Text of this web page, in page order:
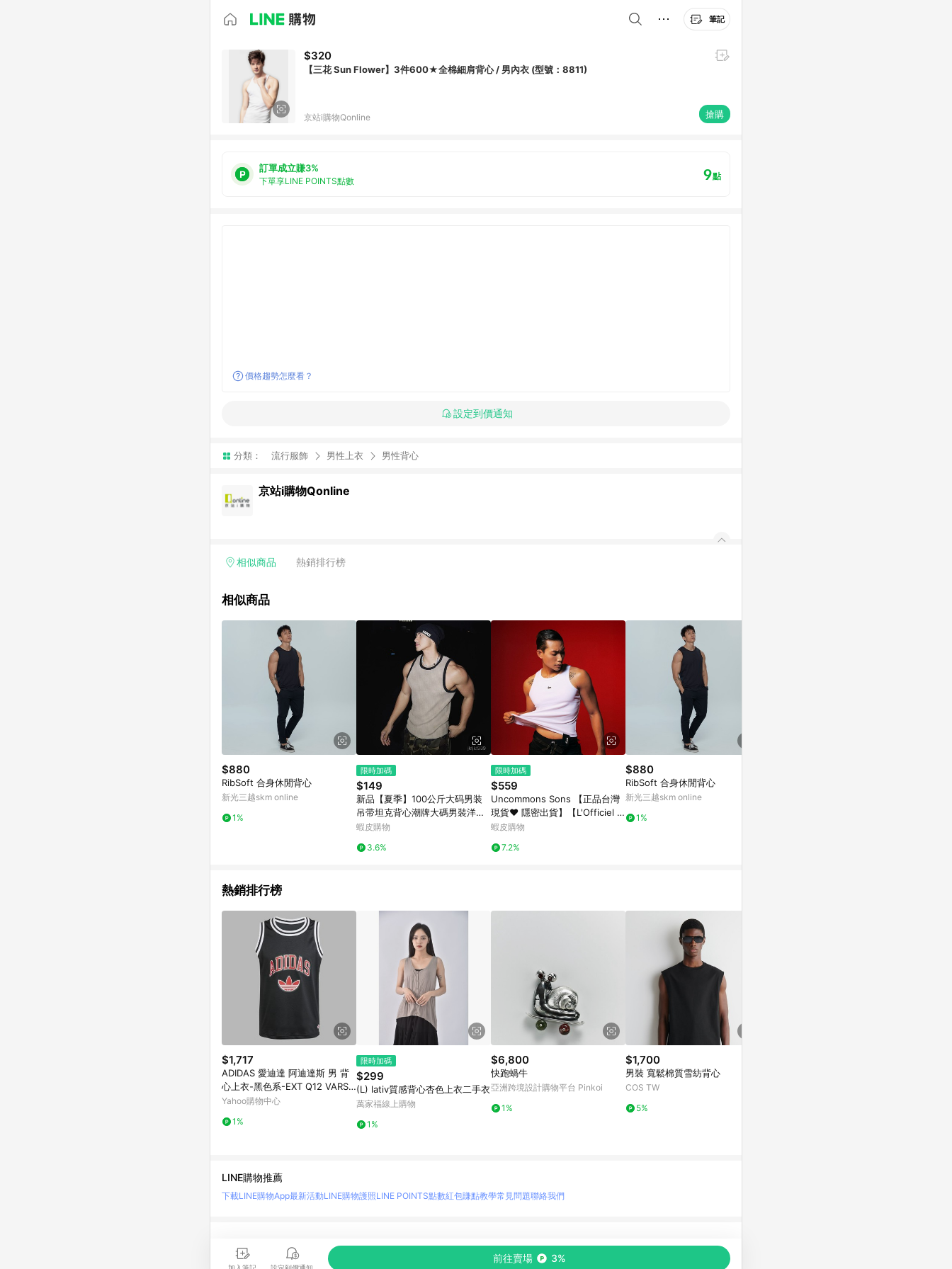
筆記
$320
【三花 Sun Flower】3件600★全棉細肩背心 / 男內衣 (型號：8811)
京站i購物Qonline 搶購
訂單成立賺3%
下單享LINE POINTS點數 9點
價格趨勢怎麼看？
設定到價通知
分類： 流行服飾 男性上衣 男性背心
京站i購物Qonline
相似商品 熱銷排行榜
相似商品
$880
RibSoft 合身休閒背心
新光三越skm online
1%
限時加碼
$149
新品【夏季】100公斤大码男装
吊带坦克背心潮牌大碼男裝洋氣
美式高級感複古撞色邊飾羅紋運
蝦皮購物
3.6%
限時加碼
$559
Uncommons Sons 【正品台灣
現貨♥️ 隱密出貨】【L'Officiel Ô
M限量款】form 休閒背心
蝦皮購物
7.2%
$880
RibSoft 合身休閒背心
新光三越skm online
1%
熱銷排行榜
$1,717
ADIDAS 愛迪達 阿迪達斯 男 背
心上衣-黑色系-EXT Q12 VARSIT
Y-JP1003
Yahoo購物中心
1%
限時加碼
$299
(L) lativ質感背心杏色上衣二手衣
萬家福線上購物
1%
$6,800
快跑蝸牛
亞洲跨境設計購物平台 Pinkoi
1%
$1,700
男裝 寬鬆棉質雪紡背心
COS TW
5%
前往賣場 3%
LINE購物推薦
下載LINE購物App最新活動LINE購物護照LINE POINTS點數紅包賺點教學常見問題聯絡我們
LINE 購物是匯集購物情報與商品資訊的整合性平台，並依購物情報中的趨勢與風格做合作網路商家的延伸商品推薦，商品資料更新會有
時間差，請務必點擊商品至各合作網路商家，確認現售價與購物條件，一切資訊以合作廠商網頁為準。